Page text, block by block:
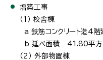
増築工事
（1） 校舎棟
a 鉄筋コンクリート造4階
b 延べ面積 41.80平方
（2） 外部物置棟